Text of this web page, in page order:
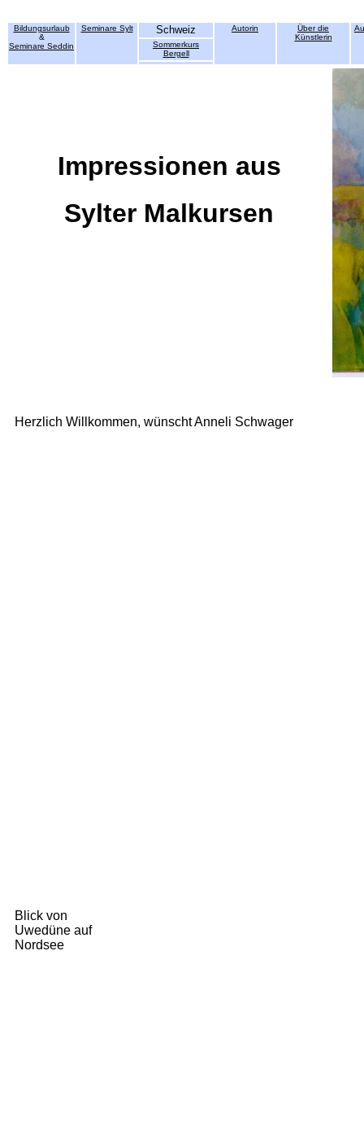
Bildungsurlaub
&
Seminare Seddin
Seminare Sylt Schweiz Autorin
Über die
Künstlerin
Sommerkurs
Bergell
Impressionen aus
Sylter Malkursen
Herzlich Willkommen, wünscht Anneli Schwager
Blick von
Uwedüne auf
Nordsee